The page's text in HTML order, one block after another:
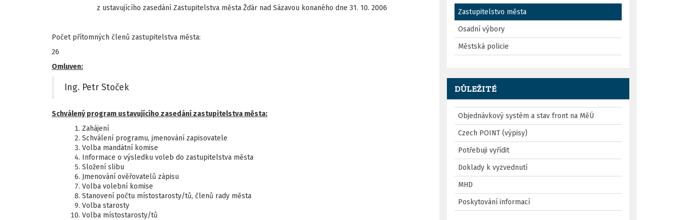
z ustavujícího zasedání Zastupitelstva města Žďár nad Sázavou konaného dne 31. 10. 2006
Počet přítomných členů zastupitelstva města:
26
Omluven:
Ing. Petr Stoček
Schválený program ustavujícího zasedání zastupitelstva města:
Zahájení
Schválení programu, jmenování zapisovatele
Volba mandátní komise
Informace o výsledku voleb do zastupitelstva města
Složení slibu
Jmenování ověřovatelů zápisu
Volba volební komise
Stanovení počtu místostarosty/tů, členů rady města
Volba starosty
Volba místostarosty/tů
Zastupitelstvo města
Osadní výbory
Městská policie
DŮLEŽITÉ
Objednávkový systém a stav front na MěÚ
Czech POINT (výpisy)
Potřebuji vyřídit
Doklady k vyzvednutí
MHD
Poskytování informací